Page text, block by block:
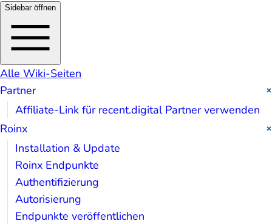
Sidebar öffnen
Alle Wiki-Seiten
Partner
Affiliate-Link für recent.digital Partner verwenden
Roinx
Installation & Update
Roinx Endpunkte
Authentifizierung
Autorisierung
Endpunkte veröffentlichen